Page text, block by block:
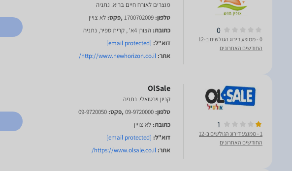
0
0
- ממוצע דירוג הגולשים ב-12
החודשים האחרונים
מוצרים לאורח חיים בריא. נתניה
טלפון: 1700702009,פקס: לא צויין
כתובת: הצורן 4א' , קרית ספיר, נתניה
דוא"ל: [email protected]
אתר: http://www.newhorizon.co.il/
1
1
- ממוצע דירוג הגולשים ב-12
החודשים האחרונים
OlSale
קניון וירטואלי. נתניה
טלפון: 09-9720000,פקס: 09-9720050
כתובת: לא צויין
דוא"ל: [email protected]
אתר: https://www.olsale.co.il/